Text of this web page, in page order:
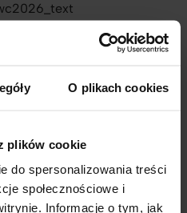
O plikach cookies
plików cookie
do spersonalizowania treści
społecznościowe i
Informacje o tym, jak
[wc2026_text
[wc2026_text
[wc2026_text
[wc2026_text
[wc2026_text
[wc2026_text
[wc2026_text
[wc2026_weather]
[wc2026_text